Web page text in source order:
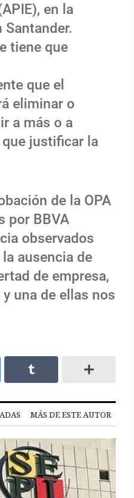
en la
Santander.
tiene que
que el
eliminar o
a más o a
que justificar la
de la OPA
por BBVA
observados
ausencia de
de empresa,
una de ellas nos
MÁS DE ESTE AUTOR